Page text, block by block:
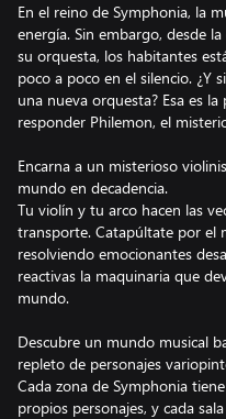
En el reino de Symphonia, la
energía. Sin embargo, desde
su orquesta, los habitantes
poco a poco en el silencio. ¿Y
una nueva orquesta? Esa es
responder Philemon, el
Encarna a un misterioso
mundo en decadencia.
Tu violín y tu arco hacen las
transporte. Catapúltate por el
resolviendo emocionantes
reactivas la maquinaria que
mundo.
Descubre un mundo musical
repleto de personajes
Cada zona de Symphonia
propios personajes, y cada